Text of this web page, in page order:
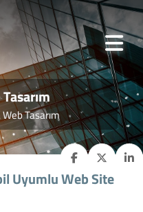
Tasarım
Uyumlu Web Site